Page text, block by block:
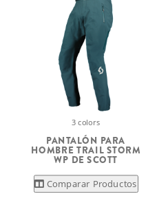
3 colors
PANTALÓN PARA
HOMBRE TRAIL STORM
WP DE SCOTT
Comparar Productos